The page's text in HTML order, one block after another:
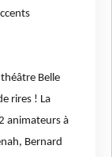
Belle
rires ! La
animateurs à
Bernard